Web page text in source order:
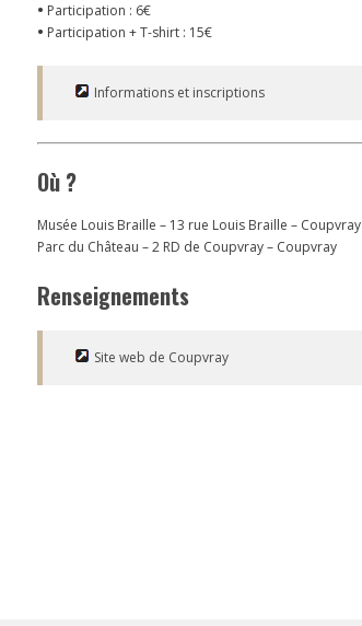
• Participation : 6€
• Participation + T-shirt : 15€
Informations et inscriptions
Où ?
Musée Louis Braille – 13 rue Louis Braille – Coupvray
Parc du Château – 2 RD de Coupvray – Coupvray
Renseignements
Site web de Coupvray